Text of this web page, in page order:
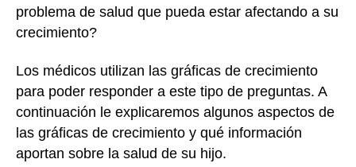
problema de salud que pueda estar afectando a su
crecimiento?
Los médicos utilizan las gráficas de crecimiento
para poder responder a este tipo de preguntas. A
continuación le explicaremos algunos aspectos de
las gráficas de crecimiento y qué información
aportan sobre la salud de su hijo.